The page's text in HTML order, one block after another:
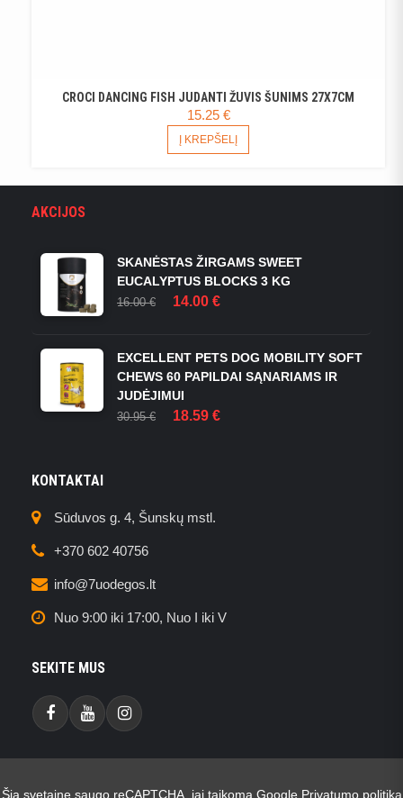
CROCI DANCING FISH JUDANTI ŽUVIS ŠUNIMS 27X7CM
15.25 €
Į KREPŠELĮ
AKCIJOS
SKANĖSTAS ŽIRGAMS SWEET
EUCALYPTUS BLOCKS 3 KG
16.00€
ORIGINAL
16.00 €.
14.00 €
14.00 €.
EXCELLENT PETS DOG MOBILITY SOFT
CHEWS 60 PAPILDAI SĄNARIAMS IR
JUDĖJIMUI
30.95€
ORIGINAL
18.59 €
KONTAKTAI
Sūduvos g. 4, Šunskų mstl.
+370 602 40756
info@7uodegos.lt
Nuo 9:00 iki 17:00, Nuo I iki V
SEKITE MUS
Facebook
Youtube
Instagram
Šią svetainę saugo reCAPTCHA, jai taikoma Google Privatumo politika